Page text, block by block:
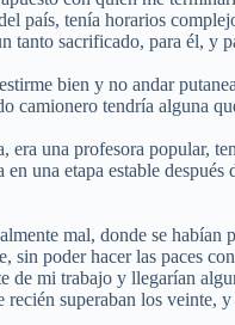
país, tenía horarios
tanto sacrificado, para él, y
bien y no andar
camionero tendría alguna
una profesora popular,
una etapa estable después
mal, donde se habían
sin poder hacer las paces
de mi trabajo y llegarían
superaban los veinte,